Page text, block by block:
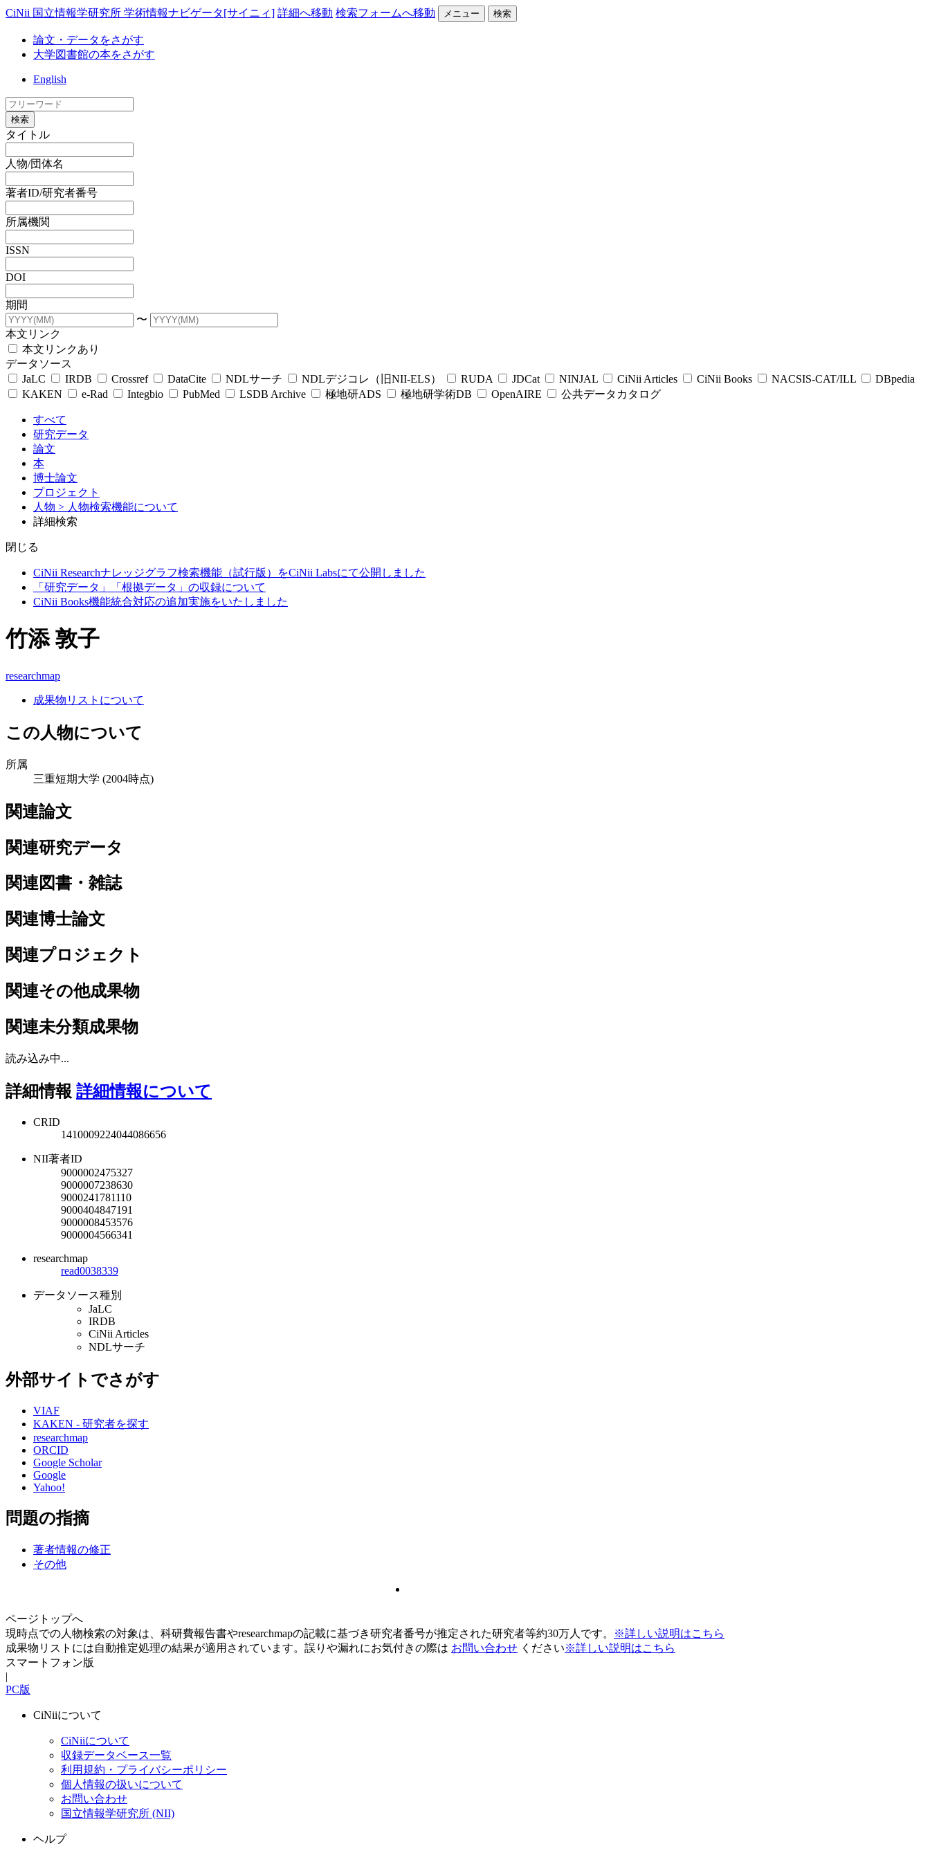
CiNii 国立情報学研究所 学術情報ナビゲータ[サイニィ] 詳細へ移動 検索フォームへ移動 メニュー 検索
論文・データをさがす
大学図書館の本をさがす
English
検索
タイトル
人物/団体名
著者ID/研究者番号
所属機関
ISSN
DOI
期間
〜
本文リンク
本文リンクあり
データソース
JaLC
IRDB Crossref DataCite NDLサーチ NDLデジコレ（旧NII-ELS） RUDA JDCat NINJAL CiNii Articles CiNii Books NACSIS-CAT/ILL
DBpedia
KAKEN
e-Rad Integbio PubMed LSDB Archive 極地研ADS 極地研学術DB OpenAIRE 公共データカタログ
すべて
研究データ
論文
本
博士論文
プロジェクト
人物 > 人物検索機能について
詳細検索
閉じる
CiNii Researchナレッジグラフ検索機能（試行版）をCiNii Labsにて公開しました
「研究データ」「根拠データ」の収録について
CiNii Books機能統合対応の追加実施をいたしました
竹添 敦子
researchmap
成果物リストについて
この人物について
所属
三重短期大学 (2004時点)
関連論文
関連研究データ
関連図書・雑誌
関連博士論文
関連プロジェクト
関連その他成果物
関連未分類成果物
読み込み中...
詳細情報 詳細情報について
CRID
1410009224044086656
NII著者ID
9000002475327
9000007238630
9000241781110
9000404847191
9000008453576
9000004566341
researchmap
read0038339
データソース種別
JaLC
IRDB
CiNii Articles
NDLサーチ
外部サイトでさがす
VIAF
KAKEN - 研究者を探す
researchmap
ORCID
Google Scholar
Google
Yahoo!
問題の指摘
著者情報の修正
その他
ページトップへ
現時点での人物検索の対象は、科研費報告書やresearchmapの記載に基づき研究者番号が推定された研究者等約30万人です。
※詳しい説明はこちら
成果物リストには自動推定処理の結果が適用されています。誤りや漏れにお気付きの際は お問い合わせ ください※詳しい説明はこちら
スマートフォン版
|
PC版
CiNiiについて
CiNiiについて
収録データベース一覧
利用規約・プライバシーポリシー
個人情報の扱いについて
お問い合わせ
国立情報学研究所 (NII)
ヘルプ